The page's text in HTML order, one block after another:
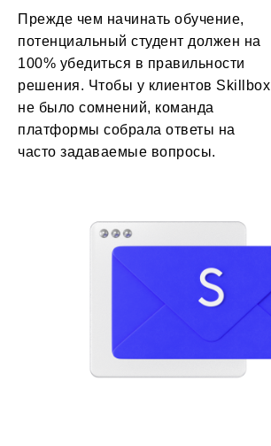
Прежде чем начинать обучение,
потенциальный студент должен на
100% убедиться в правильности
решения. Чтобы у клиентов Skillbox
не было сомнений, команда
платформы собрала ответы на
часто задаваемые вопросы.